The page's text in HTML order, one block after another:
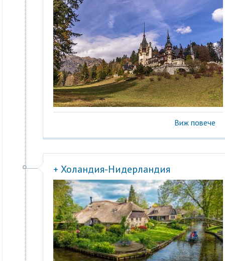
Виж повече
+ Холандия-Нидерландия